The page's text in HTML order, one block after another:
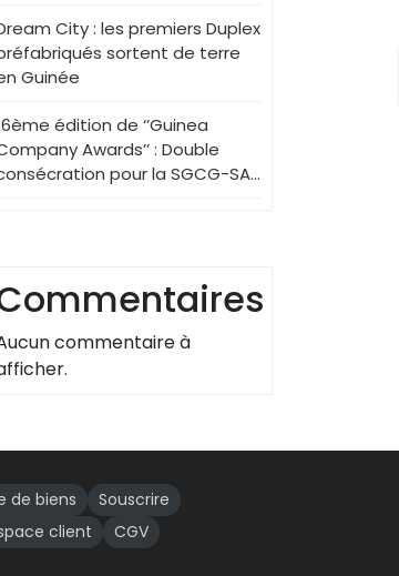
City : les premiers Duplex
sortent de terre
Guinée
édition de ‘’Guinea
Awards’’ : Double
pour la SGCG-SA…
commentaire à
de biens
Souscrire
client CGV